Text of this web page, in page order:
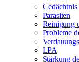
Parasiten
Reinigung
Probleme
LPA
Stärkung